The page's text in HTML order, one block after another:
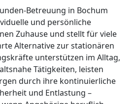
Betreuung in Bochum
und persönliche
Zuhause und stellt für viele
Alternative zur stationären
unterstützen im Alltag,
Tätigkeiten, leisten
durch ihre kontinuierliche
und Entlastung –